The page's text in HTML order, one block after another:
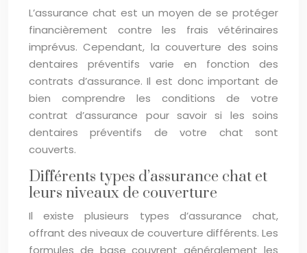
L’assurance chat est un moyen de se protéger
financièrement contre les frais vétérinaires
imprévus. Cependant, la couverture des soins
dentaires préventifs varie en fonction des
contrats d’assurance. Il est donc important de
bien comprendre les conditions de votre
contrat d’assurance pour savoir si les soins
dentaires préventifs de votre chat sont
couverts.
Différents types d’assurance chat et
leurs niveaux de couverture
Il existe plusieurs types d’assurance chat,
offrant des niveaux de couverture différents. Les
formules de base couvrent généralement les